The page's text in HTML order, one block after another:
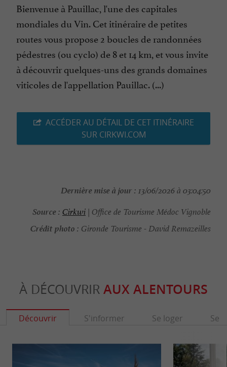
Bienvenue à Pauillac, l'une des capitales
mondiales du Vin. Cet itinéraire de petites
routes vous propose 2 boucles de randonnées
pédestres (ou cyclo) de 8 et 14 km, et vous invite
à découvrir quelques-uns des grands domaines
viticoles de l'appellation Pauillac. (...)
ACCÉDER AU DÉTAIL DE CET ITINÉRAIRE
SUR CIRKWI.COM
Dernière mise à jour : 13/06/2026 à 03:04:50
Source : Cirkwi | Office de Tourisme Médoc Vignoble
Crédit photo : Gironde Tourisme - David Remazeilles
À DÉCOUVRIR AUX ALENTOURS
Découvrir S'informer Se loger Se